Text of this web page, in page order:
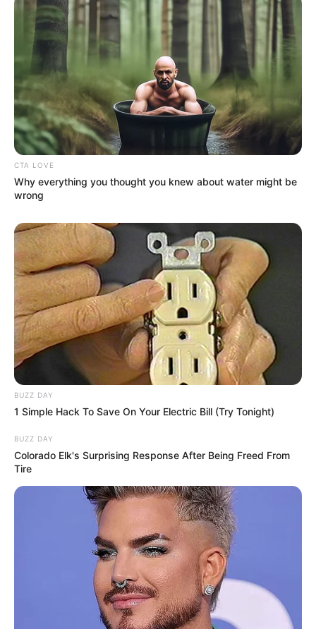
Apa Itu Nunchi, Gaya
Hidup Bahagia yang
Populer di Korea
Legenda Gumiho,
Siluman Rubah Berekor
Sembilan yang Berwujud
Perempuan Cantik
Bak Aktris, 10 Model
Rambut Pendek ala Korea
10 Gaya Outfit Casual Ala
Cewek Korea, Bikin Jatuh
Hati
Oh Begini Ternyata, 10
Drama Korea
Unik dan Lucu! Begini
TULIS KOMENTAR
Alamat email Anda tidak akan dipublikasikan. Ruas yang wajib ditandai
CTA LOVE
Why everything you thought you knew about water might be
wrong
BUZZ DAY
1 Simple Hack To Save On Your Electric Bill (Try Tonight)
BUZZ DAY
Colorado Elk's Surprising Response After Being Freed From
Tire